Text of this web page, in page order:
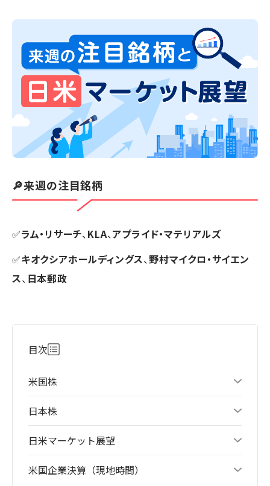
🔎来週の注目銘柄
✅ラム・リサーチ、KLA、アプライド・マテリアルズ
✅キオクシアホールディングス、野村マイクロ・サイエン
ス、 日本郵政
目次
米国株
日本株
日米マーケット展望
米国企業決算（現地時間）